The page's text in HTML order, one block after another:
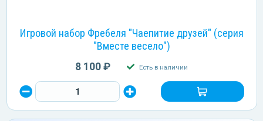
Игровой набор Фребеля "Чаепитие друзей" (серия
"Вместе весело")
8 100 ₽ Есть в наличии